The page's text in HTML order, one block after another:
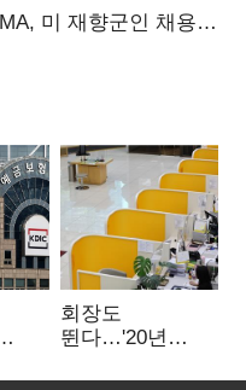
미 재향군인 채용
회장도
뛴다…'20년